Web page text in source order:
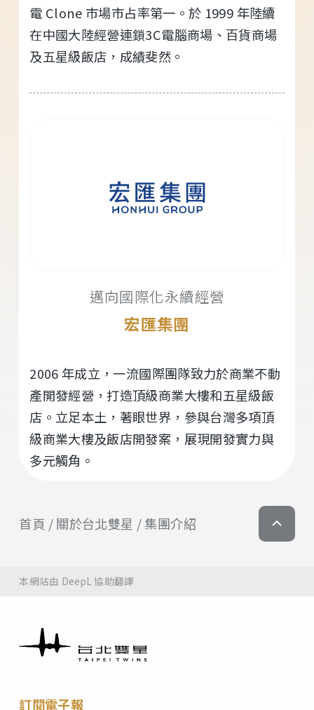
電 Clone 市場市占率第一。於 1999 年陸續
在中國大陸經營連鎖3C電腦商場、百貨商場
及五星級飯店，成績斐然。
邁向國際化永續經營
宏匯集團
2006 年成立，一流國際團隊致力於商業不動
產開發經營，打造頂級商業大樓和五星級飯
店。立足本土，著眼世界，參與台灣多項頂
級商業大樓及飯店開發案，展現開發實力與
多元觸角。
首頁 關於台北雙星 集團介紹
本網站由 DeepL 協助翻譯
訂閱電子報